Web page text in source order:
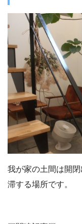
我が家の土間は開
滞する場所です。